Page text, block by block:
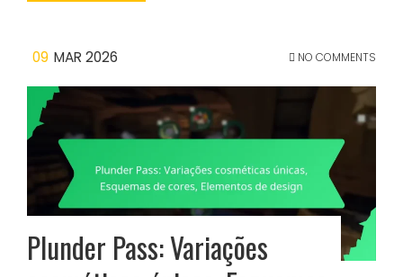
09 MAR 2026 NO COMMENTS
Plunder Pass: Variações